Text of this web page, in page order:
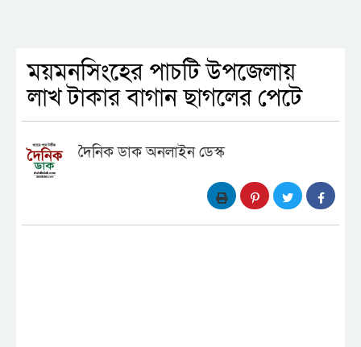
ময়মনসিংহের পাচটি উপজেলায়
লাখ টাকার বাগান ছাগলের পেটে
দৈনিক ডাক অনলাইন ডেস্ক